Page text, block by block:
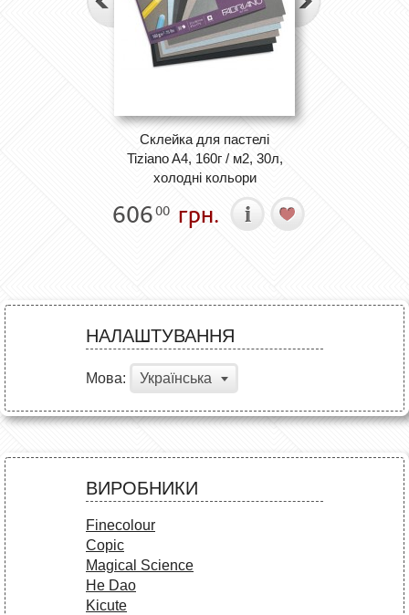
Cклейка для пастелі
Tiziano A4, 160г / м2, 30л,
холодні кольори
60600 грн.
НАЛАШТУВАННЯ
Мова: Українська
ВИРОБНИКИ
Finecolour
Copic
Magical Science
He Dao
Kicute